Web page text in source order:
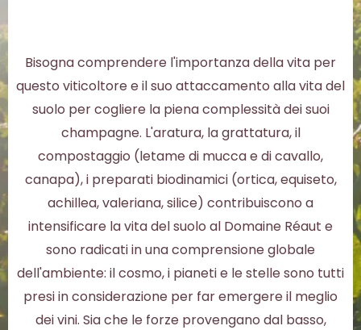
Bisogna comprendere l'importanza della vita per
questo viticoltore e il suo attaccamento alla vita del
suolo per cogliere la piena complessità dei suoi
champagne. L'aratura, la grattatura, il
compostaggio (letame di mucca e di cavallo,
canapa), i preparati biodinamici (ortica, equiseto,
achillea, valeriana, silice) contribuiscono a
intensificare la vita del suolo al Domaine Réaut e
sono radicati in una comprensione globale
dell'ambiente: il cosmo, i pianeti e le stelle sono tutti
presi in considerazione per far emergere il meglio
dei vini. Sia che le forze provengano dal basso,